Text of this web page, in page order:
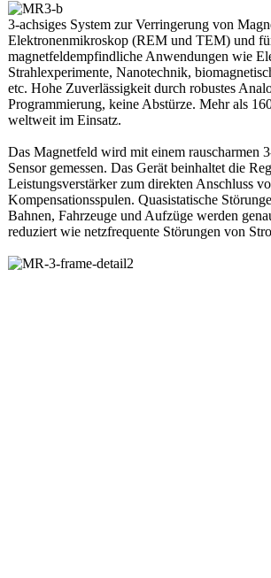
3-achsiges System zur Verringerung von
Elektronenmikroskop (REM und TEM) und
magnetfeldempfindliche Anwendungen wie
Strahlexperimente, Nanotechnik,
etc. Hohe Zuverlässigkeit durch robustes
Programmierung, keine Abstürze. Mehr als
weltweit im Einsatz.
Das Magnetfeld wird mit einem rauscharmen
Sensor gemessen. Das Gerät beinhaltet die
Leistungsverstärker zum direkten Anschluss
Kompensationsspulen. Quasistatische
Bahnen, Fahrzeuge und Aufzüge werden
reduziert wie netzfrequente Störungen von